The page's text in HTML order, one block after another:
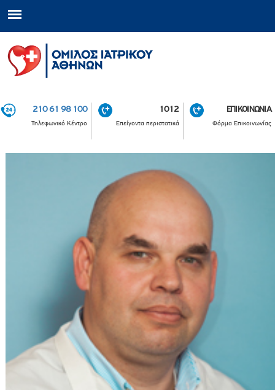
210 61 98 100
Τηλεφωνικό Κέντρο
1012
Επείγοντα περιστατικά
ΕΠΙΚΟΙΝΩΝΙΑ
Φόρμα Επικοινωνίας